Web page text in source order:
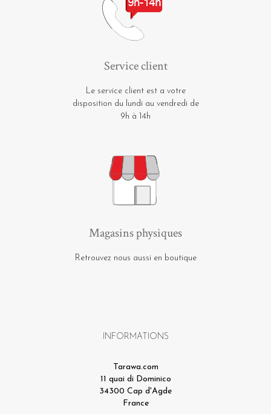
Service client
Le service client est a votre
disposition du lundi au vendredi de
9h à 14h
Magasins physiques
Retrouvez nous aussi en boutique
INFORMATIONS
Tarawa.com
11 quai di Dominico
34300 Cap d'Agde
France